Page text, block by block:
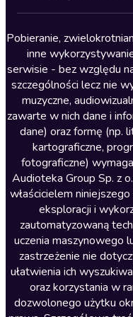
Lektury szkolne
Literatura anglojęzyczna
Literatura faktu
Literatura obyczajowa
Literatura piękna obca
Literatura piękna polska
Nagrania relaksacyjne
Nauka języków
Nauki humanistyczne
Podcasty i audycje
Polityka
Prasa
Religia
Pobieranie,
inne
serwisie - bez względu
szczególności lecz nie
muzyczne,
zawarte w nich dane i
dane) oraz formę (np.
kartograficzne,
fotograficzne)
Audioteka Group Sp. z
właścicielem
eksploracji i
zautomatyzowaną
uczenia maszynowego
zastrzeżenie nie
ułatwienia ich
oraz korzystania w
dozwolonego użytku